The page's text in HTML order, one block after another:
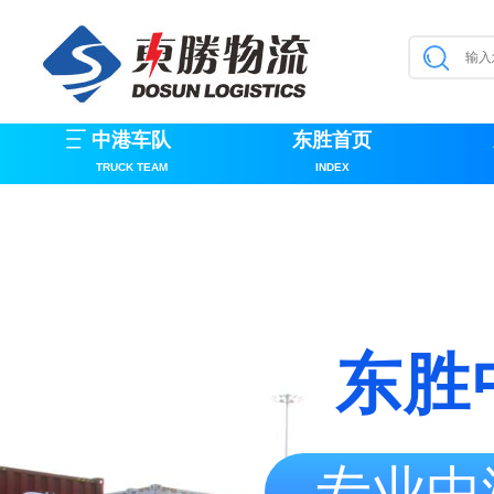
中港车队
TRUCK TEAM
东胜首页
INDEX
东胜